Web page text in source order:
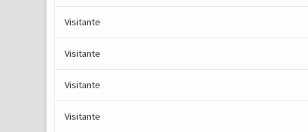
Visitante
Visitante
Visitante
Visitante